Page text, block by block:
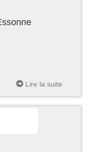
Lire la suite